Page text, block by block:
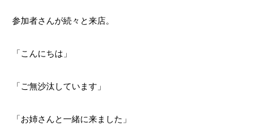
参加者さんが続々と来店。
「こんにちは」
「ご無沙汰しています」
「お姉さんと一緒に来ました」